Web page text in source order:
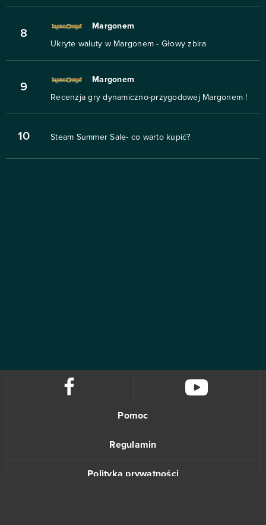
8
Margonem
Ukryte waluty w Margonem - Głowy zbira
9
Margonem
Recenzja gry dynamiczno-przygodowej Margonem !
10 Steam Summer Sale- co warto kupić?
Pomoc
Regulamin
Polityka prywatności